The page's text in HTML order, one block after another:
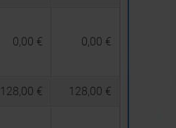
0,00 € 0,00 €
128,00 € 128,00 €